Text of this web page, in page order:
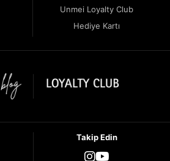
Unmei Loyalty Club
Hediye Kartı
Takip Edin